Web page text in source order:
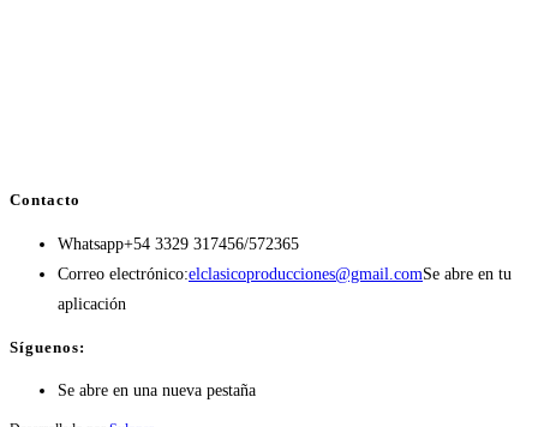
Contacto
Whatsapp+54 3329 317456/572365
Correo electrónico:elclasicoproducciones@gmail.comSe abre en tu
aplicación
Síguenos:
Se abre en una nueva pestaña